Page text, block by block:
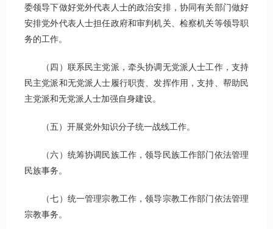
委领导下做好党外代表人士的政治安排，协同有关部门做好
安排党外代表人士担任政府和审判机关、检察机关等领导职
务的工作。
（四）联系民主党派，牵头协调无党派人士工作，支持
民主党派和无党派人士履行职责、发挥作用，支持、帮助民
主党派和无党派人士加强自身建设。
（五）开展党外知识分子统一战线工作。
（六）统筹协调民族工作，领导民族工作部门依法管理
民族事务。
（七）统一管理宗教工作，领导宗教工作部门依法管理
宗教事务。